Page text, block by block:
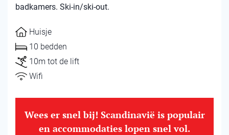
badkamers. Ski-in/ski-out.
Huisje
10 bedden
10m tot de lift
Wifi
Wees er snel bij! Scandinavië is populair
en accommodaties lopen snel vol.